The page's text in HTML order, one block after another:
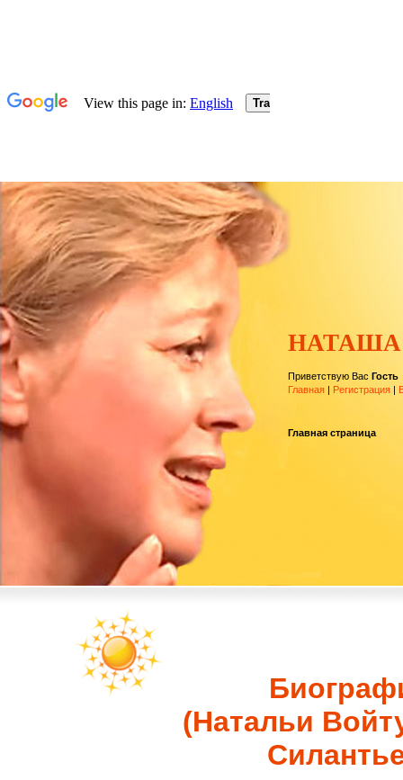
Приветствую Вас Гость
Главная | Регистрация |
Главная страница
Биография
(Натальи